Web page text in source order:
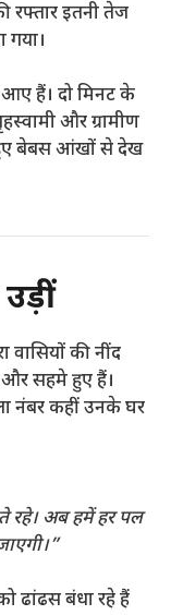
रफ्तार इतनी तेज
गया।
आए हैं। दो मिनट के
और ग्रामीण
बेबस आंखों से देख
वासियों की नींद
और सहमे हुए हैं।
नंबर कहीं उनके घर
रहे। अब हमें हर पल
ढांढस बंधा रहे हैं